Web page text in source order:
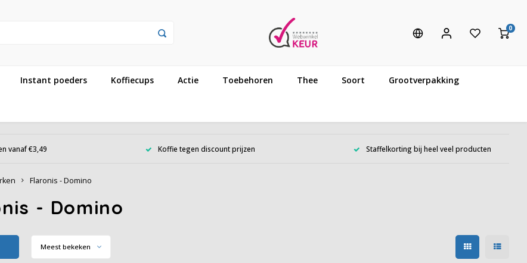
0
Instant poeders Koffiecups Actie Toebehoren Thee Soort Grootverpakking
vanaf €3,49 Koffie tegen discount prijzen Staffelkorting bij heel veel producten
Flaronis - Domino
- Domino
Meest bekeken